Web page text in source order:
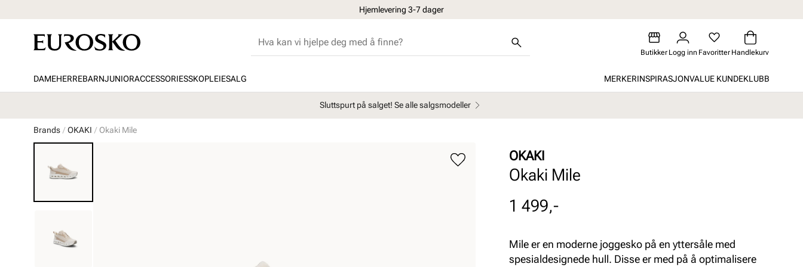
Hjemlevering 3-7 dager
Butikker Logg inn Favoritter Handlekurv
DAMEHERREBARNJUNIORACCESSORIESSKOPLEIESALG MERKERINSPIRASJONVALUE KUNDEKLUBB
Sluttspurt på salget! Se alle salgsmodeller
Brands OKAKI Okaki Mile
OKAKI
Okaki Mile
Pris
1 499,-
Mile er en moderne joggesko på en yttersåle med
spesialdesignede hull. Disse er med på å optimalisere